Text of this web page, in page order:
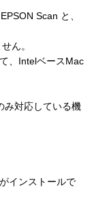
Scan と、
ん。
IntelベースMac
対応している機
インストールで